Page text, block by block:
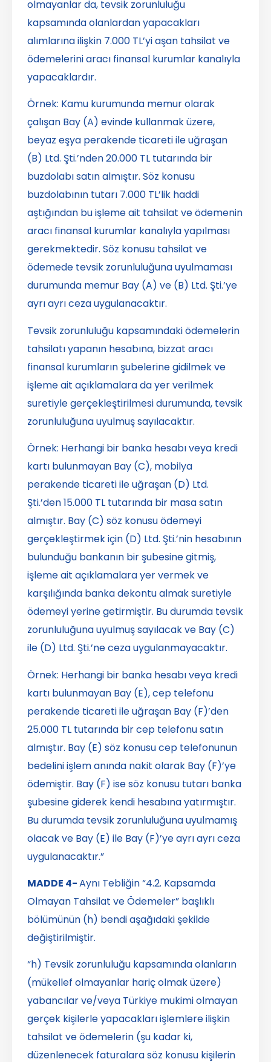
olmayanlar da, tevsik zorunluluğu
kapsamında olanlardan yapacakları
alımlarına ilişkin 7.000 TL’yi aşan tahsilat ve
ödemelerini aracı finansal kurumlar kanalıyla
yapacaklardır.
Örnek: Kamu kurumunda memur olarak
çalışan Bay (A) evinde kullanmak üzere,
beyaz eşya perakende ticareti ile uğraşan
(B) Ltd. Şti.’nden 20.000 TL tutarında bir
buzdolabı satın almıştır. Söz konusu
buzdolabının tutarı 7.000 TL’lik haddi
aştığından bu işleme ait tahsilat ve ödemenin
aracı finansal kurumlar kanalıyla yapılması
gerekmektedir. Söz konusu tahsilat ve
ödemede tevsik zorunluluğuna uyulmaması
durumunda memur Bay (A) ve (B) Ltd. Şti.’ye
ayrı ayrı ceza uygulanacaktır.
Tevsik zorunluluğu kapsamındaki ödemelerin
tahsilatı yapanın hesabına, bizzat aracı
finansal kurumların şubelerine gidilmek ve
işleme ait açıklamalara da yer verilmek
suretiyle gerçekleştirilmesi durumunda, tevsik
zorunluluğuna uyulmuş sayılacaktır.
Örnek: Herhangi bir banka hesabı veya kredi
kartı bulunmayan Bay (C), mobilya
perakende ticareti ile uğraşan (D) Ltd.
Şti.’den 15.000 TL tutarında bir masa satın
almıştır. Bay (C) söz konusu ödemeyi
gerçekleştirmek için (D) Ltd. Şti.’nin hesabının
bulunduğu bankanın bir şubesine gitmiş,
işleme ait açıklamalara yer vermek ve
karşılığında banka dekontu almak suretiyle
ödemeyi yerine getirmiştir. Bu durumda tevsik
zorunluluğuna uyulmuş sayılacak ve Bay (C)
ile (D) Ltd. Şti.’ne ceza uygulanmayacaktır.
Örnek: Herhangi bir banka hesabı veya kredi
kartı bulunmayan Bay (E), cep telefonu
perakende ticareti ile uğraşan Bay (F)’den
25.000 TL tutarında bir cep telefonu satın
almıştır. Bay (E) söz konusu cep telefonunun
bedelini işlem anında nakit olarak Bay (F)’ye
ödemiştir. Bay (F) ise söz konusu tutarı banka
şubesine giderek kendi hesabına yatırmıştır.
Bu durumda tevsik zorunluluğuna uyulmamış
olacak ve Bay (E) ile Bay (F)’ye ayrı ayrı ceza
uygulanacaktır.”
MADDE 4-Aynı Tebliğin “4.2. Kapsamda
Olmayan Tahsilat ve Ödemeler” başlıklı
bölümünün (h) bendi aşağıdaki şekilde
değiştirilmiştir.
“h) Tevsik zorunluluğu kapsamında olanların
(mükellef olmayanlar hariç olmak üzere)
yabancılar ve/veya Türkiye mukimi olmayan
gerçek kişilerle yapacakları işlemlere ilişkin
tahsilat ve ödemelerin (şu kadar ki,
düzenlenecek faturalara söz konusu kişilerin